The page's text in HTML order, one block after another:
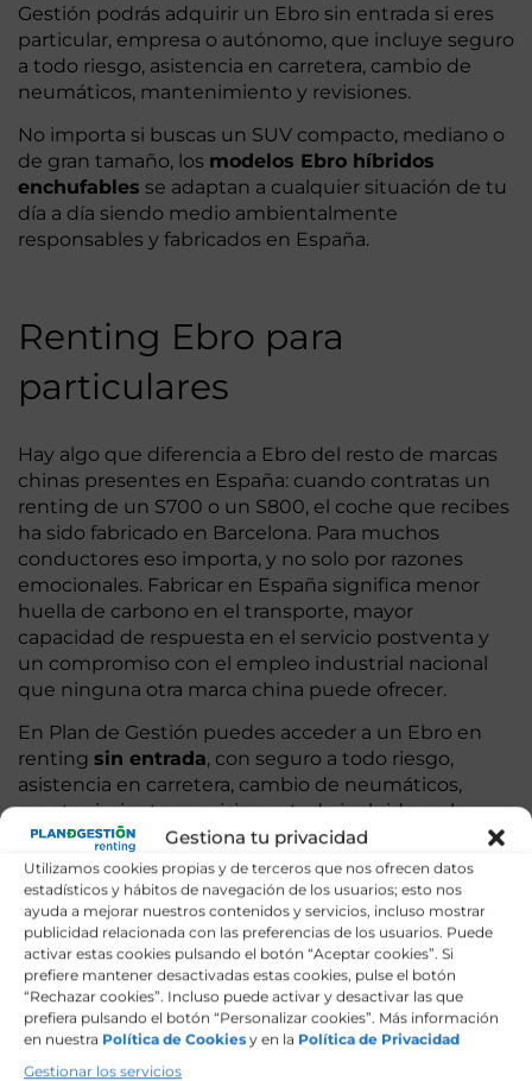
Gestiona tu privacidad
Utilizamos cookies propias y de terceros que nos ofrecen datos
estadísticos y hábitos de navegación de los usuarios; esto nos
ayuda a mejorar nuestros contenidos y servicios, incluso mostrar
publicidad relacionada con las preferencias de los usuarios. Puede
activar estas cookies pulsando el botón “Aceptar cookies”. Si
prefiere mantener desactivadas estas cookies, pulse el botón
“Rechazar cookies”. Incluso puede activar y desactivar las que
prefiera pulsando el botón “Personalizar cookies”. Más información
en nuestra Política de Cookies y en la Política de Privacidad
Gestionar los servicios
Gestión podrás adquirir un Ebro sin entrada si eres
particular, empresa o autónomo, que incluye seguro
a todo riesgo, asistencia en carretera, cambio de
neumáticos, mantenimiento y revisiones.
No importa si buscas un SUV compacto, mediano o
de gran tamaño, los modelos Ebro híbridos
enchufables se adaptan a cualquier situación de tu
día a día siendo medio ambientalmente
responsables y fabricados en España.
Renting Ebro para
particulares
Hay algo que diferencia a Ebro del resto de marcas
chinas presentes en España: cuando contratas un
renting de un S700 o un S800, el coche que recibes
ha sido fabricado en Barcelona. Para muchos
conductores eso importa, y no solo por razones
emocionales. Fabricar en España significa menor
huella de carbono en el transporte, mayor
capacidad de respuesta en el servicio postventa y
un compromiso con el empleo industrial nacional
que ninguna otra marca china puede ofrecer.
En Plan de Gestión puedes acceder a un Ebro en
renting sin entrada, con seguro a todo riesgo,
asistencia en carretera, cambio de neumáticos,
mantenimiento y revisiones todo incluido en la
cuota mensual. Cámbialo por otro modelo cada 3
años y mantente siempre al día con la última
tecnología.
Si conduces por una ciudad con zona de bajas
emisiones, el S700 PHEV con etiqueta Cero te
permite entrar sin restricciones y sin pagar peaje
urbano. Y si haces muchos kilómetros al día, los 80
km de autonomía eléctrica del S700 significan que
en la mayoría de jornadas laborales no necesitas